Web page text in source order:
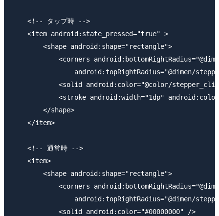
    <!-- タップ時 -->
    <item android:state_pressed="true" >
        <shape android:shape="rectangle">
<corners
android:topRightRadius="@dimen/
<solid android:color="@color/
<stroke android:width="1dp"
        </shape>
    </item>
    <!-- 通常時 -->
    <item>
        <shape android:shape="rectangle">
<corners
android:topRightRadius="@dimen/
            <solid android:color="#00000000" />